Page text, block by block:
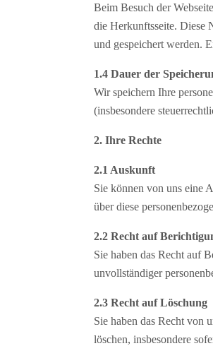
Beim Besuch der
die Herkunftsseite. Diese
und gespeichert werden.
1.4 Dauer der
Wir speichern Ihre
(insbesondere
2. Ihre Rechte
2.1 Auskunft
Sie können von uns eine
über diese
2.2 Recht auf
Sie haben das Recht auf
unvollständiger
2.3 Recht auf Löschung
Sie haben das Recht von
löschen, insbesondere